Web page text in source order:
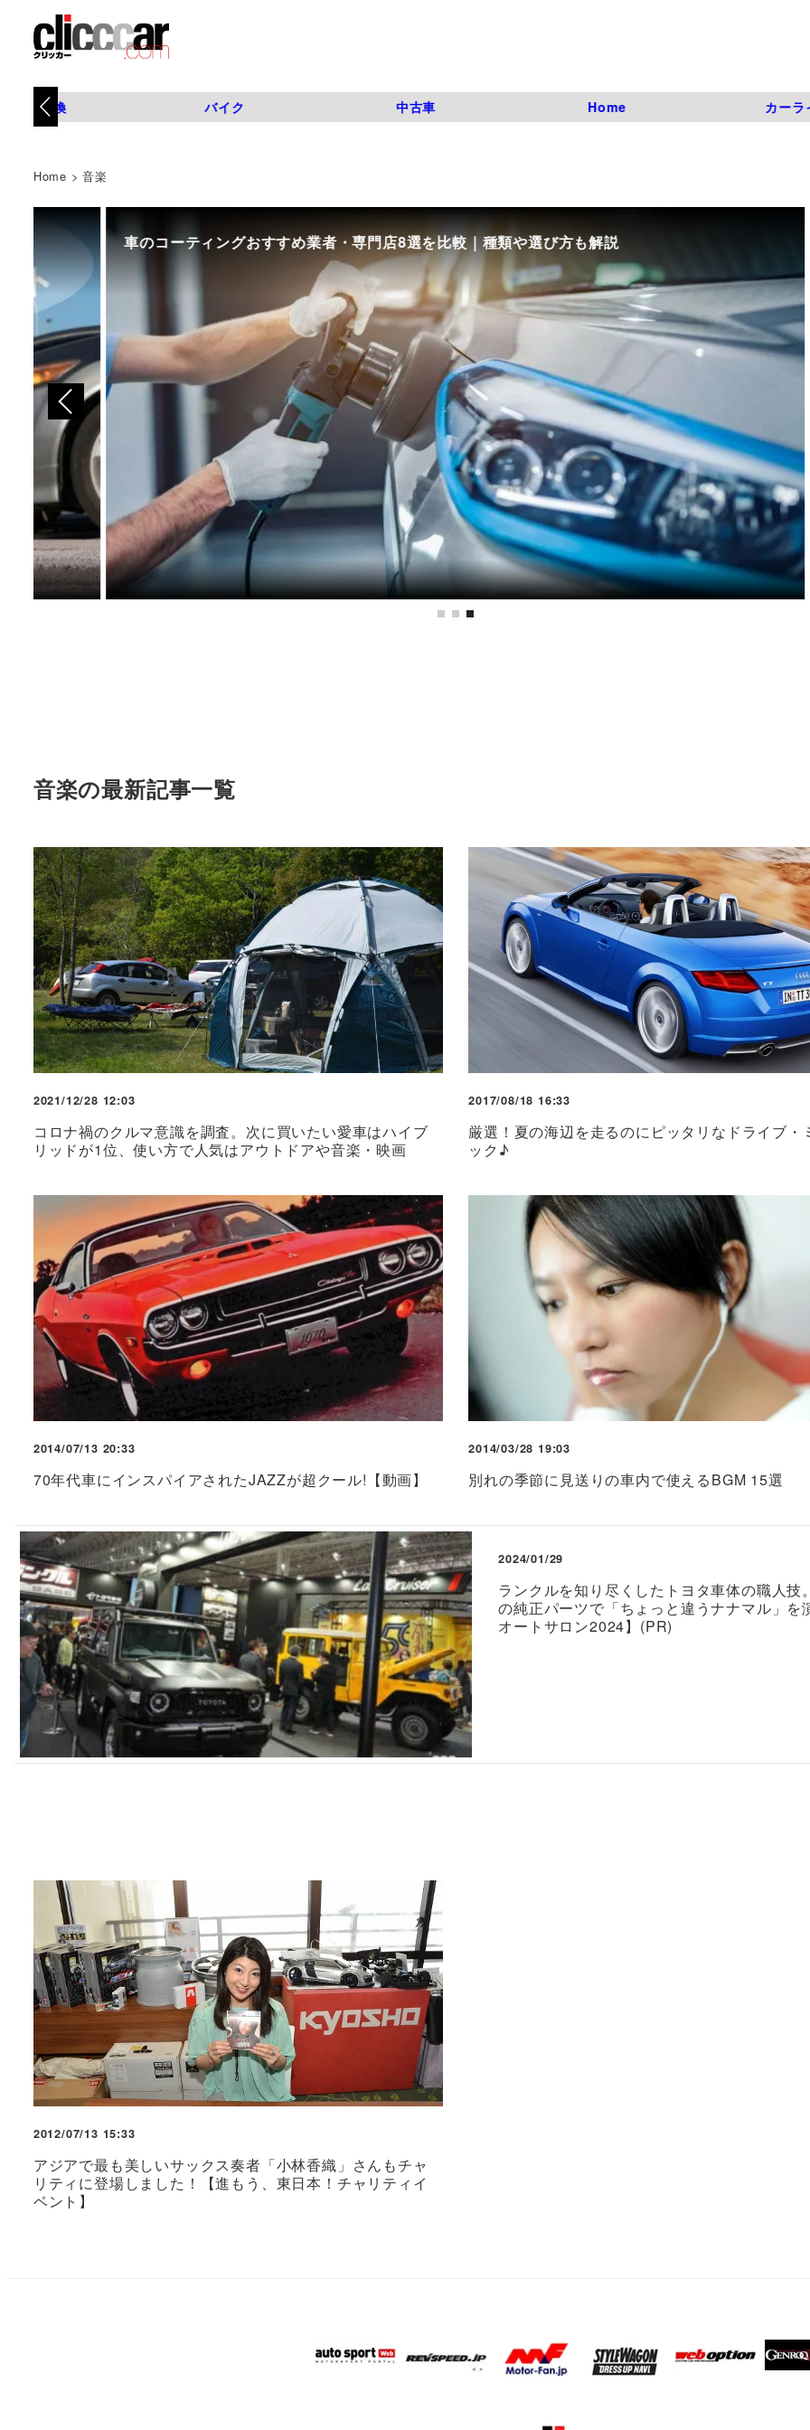
タイヤ交換 バイク 中古車 Home カーラ
Home >音楽
車のコーティングおすすめ業者・専門店8選を比較｜種類や選び方も解説
音楽の最新記事一覧
2021/12/28 12:03
コロナ禍のクルマ意識を調査。次に買いたい愛車はハイブ
リッドが1位、使い方で人気はアウトドアや音楽・映画
2017/08/18 16:33
厳選！夏の海辺を走るのにピッタリなドライブ・
ック♪
2014/07/13 20:33
70年代車にインスパイアされたJAZZが超クール!【動画】
2014/03/28 19:03
別れの季節に見送りの車内で使えるBGM 15選
2024/01/29
ランクルを知り尽くしたトヨタ車体の職人技
の純正パーツで「ちょっと違うナナマル」を
オートサロン2024】(PR)
2012/07/13 15:33
アジアで最も美しいサックス奏者「小林香織」さんもチャ
リティに登場しました！【進もう、東日本！チャリティイ
ベント】